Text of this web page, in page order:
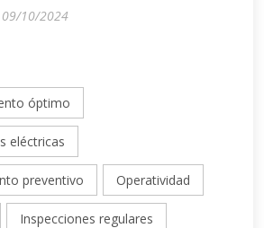
09/10/2024
óptimo
eléctricas
preventivo Operatividad
Inspecciones regulares